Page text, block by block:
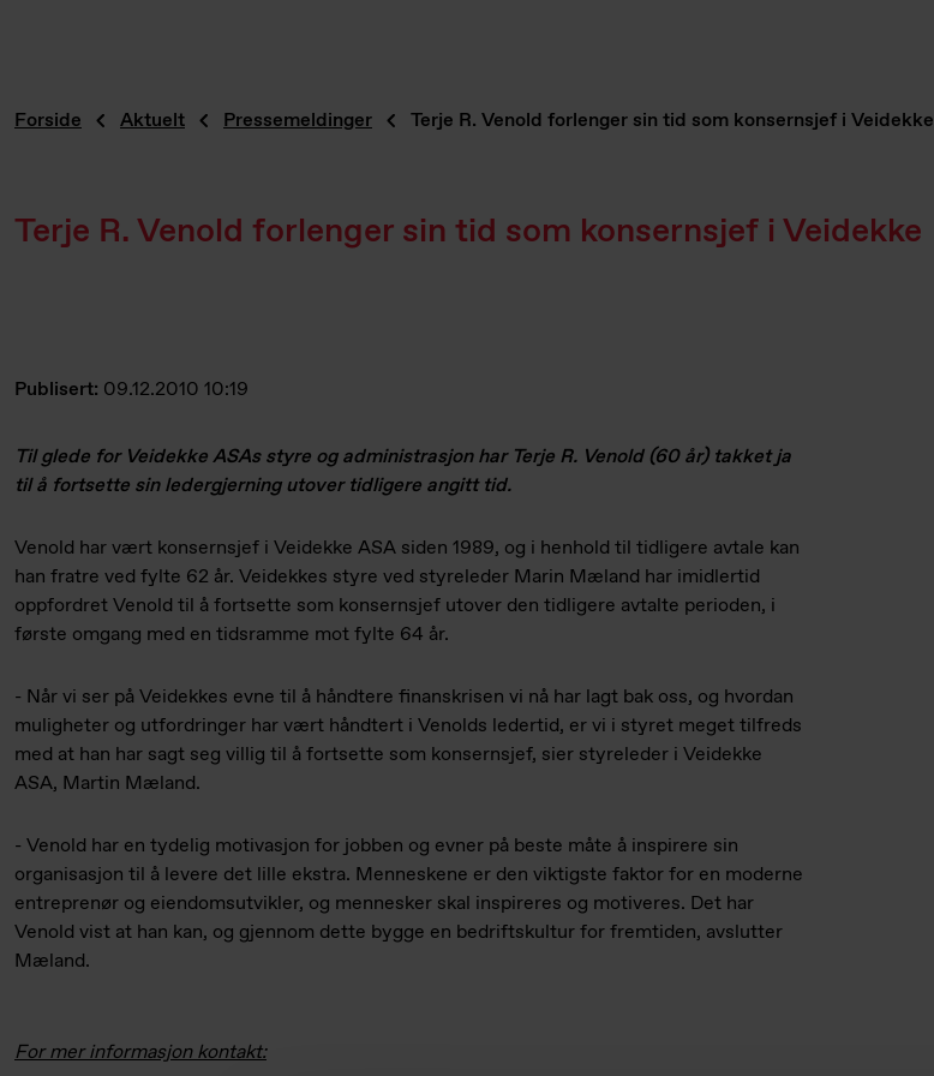
Forside Aktuelt Pressemeldinger Terje R. Venold forlenger sin tid som konsernsjef i Veidekke
Terje R. Venold forlenger sin tid som konsernsjef i Veidekke
Publisert: 09.12.2010 10:19
Til glede for Veidekke ASAs styre og administrasjon har Terje R. Venold (60 år) takket ja
til å fortsette sin ledergjerning utover tidligere angitt tid.
Venold har vært konsernsjef i Veidekke ASA siden 1989, og i henhold til tidligere avtale kan
han fratre ved fylte 62 år. Veidekkes styre ved styreleder Marin Mæland har imidlertid
oppfordret Venold til å fortsette som konsernsjef utover den tidligere avtalte perioden, i
første omgang med en tidsramme mot fylte 64 år.
- Når vi ser på Veidekkes evne til å håndtere finanskrisen vi nå har lagt bak oss, og hvordan
muligheter og utfordringer har vært håndtert i Venolds ledertid, er vi i styret meget tilfreds
med at han har sagt seg villig til å fortsette som konsernsjef, sier styreleder i Veidekke
ASA, Martin Mæland.
- Venold har en tydelig motivasjon for jobben og evner på beste måte å inspirere sin
organisasjon til å levere det lille ekstra. Menneskene er den viktigste faktor for en moderne
entreprenør og eiendomsutvikler, og mennesker skal inspireres og motiveres. Det har
Venold vist at han kan, og gjennom dette bygge en bedriftskultur for fremtiden, avslutter
Mæland.
For mer informasjon kontakt: